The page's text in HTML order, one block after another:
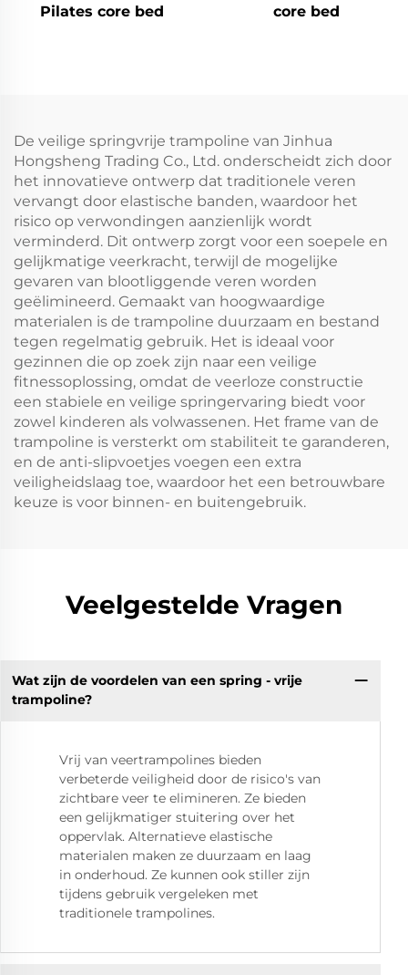
Pilates core bed core bed
De veilige springvrije trampoline van Jinhua
Hongsheng Trading Co., Ltd. onderscheidt zich door
het innovatieve ontwerp dat traditionele veren
vervangt door elastische banden, waardoor het
risico op verwondingen aanzienlijk wordt
verminderd. Dit ontwerp zorgt voor een soepele en
gelijkmatige veerkracht, terwijl de mogelijke
gevaren van blootliggende veren worden
geëlimineerd. Gemaakt van hoogwaardige
materialen is de trampoline duurzaam en bestand
tegen regelmatig gebruik. Het is ideaal voor
gezinnen die op zoek zijn naar een veilige
fitnessoplossing, omdat de veerloze constructie
een stabiele en veilige springervaring biedt voor
zowel kinderen als volwassenen. Het frame van de
trampoline is versterkt om stabiliteit te garanderen,
en de anti-slipvoetjes voegen een extra
veiligheidslaag toe, waardoor het een betrouwbare
keuze is voor binnen- en buitengebruik.
Veelgestelde Vragen
Wat zijn de voordelen van een spring - vrije
trampoline?
Vrij van veertrampolines bieden
verbeterde veiligheid door de risico's van
zichtbare veer te elimineren. Ze bieden
een gelijkmatiger stuitering over het
oppervlak. Alternatieve elastische
materialen maken ze duurzaam en laag
in onderhoud. Ze kunnen ook stiller zijn
tijdens gebruik vergeleken met
traditionele trampolines.